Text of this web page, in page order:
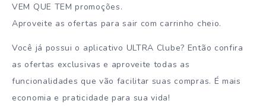
VEM QUE TEM promoções.
Aproveite as ofertas para sair com carrinho cheio.
Você já possui o aplicativo ULTRA Clube? Então confira
as ofertas exclusivas e aproveite todas as
funcionalidades que vão facilitar suas compras. É mais
economia e praticidade para sua vida!